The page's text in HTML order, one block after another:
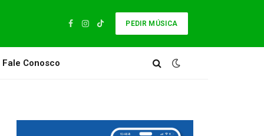
Facebook
Instagram
TikTok
PEDIR MÚSICA
Fale Conosco